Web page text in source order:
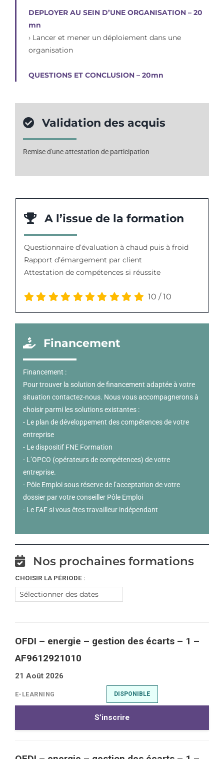
DEPLOYER AU SEIN D’UNE ORGANISATION – 20
mn
› Lancer et mener un déploiement dans une
organisation
QUESTIONS ET CONCLUSION – 20mn
Validation des acquis
Remise d'une attestation de participation
A l’issue de la formation
Questionnaire d’évaluation à chaud puis à froid
Rapport d’émargement par client
Attestation de compétences si réussite
10 /10
Financement
Financement :
Pour trouver la solution de financement adaptée à votre
situation contactez-nous. Nous vous accompagnerons à
choisir parmi les solutions existantes :
- Le plan de développement des compétences de votre
entreprise
- Le dispositif FNE Formation
- L’OPCO (opérateurs de compétences) de votre
entreprise.
- Pôle Emploi sous réserve de l’acceptation de votre
dossier par votre conseiller Pôle Emploi
- Le FAF si vous êtes travailleur indépendant
Nos prochaines formations
CHOISIR LA PÉRIODE :
OFDI – energie – gestion des écarts – 1 –
AF9612921010
21 Août 2026
E-LEARNING DISPONIBLE
S’inscrire